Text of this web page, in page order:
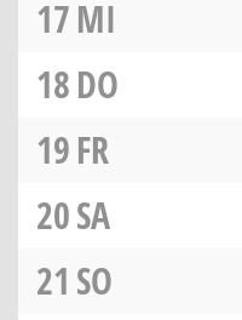
17MI
18DO
19FR
20SA
21 SO